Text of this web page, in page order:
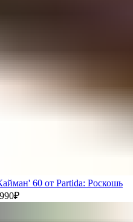
60 от Partida: Роскошь
₽